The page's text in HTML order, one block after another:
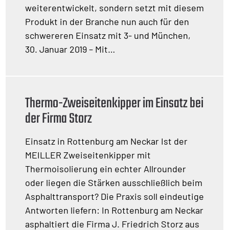
weiterentwickelt, sondern setzt mit diesem
Produkt in der Branche nun auch für den
schwereren Einsatz mit 3- und München,
30. Januar 2019 – Mit…
Thermo-Zweiseitenkipper im Einsatz bei
der Firma Storz
Einsatz in Rottenburg am Neckar Ist der
MEILLER Zweiseitenkipper mit
Thermoisolierung ein echter Allrounder
oder liegen die Stärken ausschließlich beim
Asphalttransport? Die Praxis soll eindeutige
Antworten liefern: In Rottenburg am Neckar
asphaltiert die Firma J. Friedrich Storz aus